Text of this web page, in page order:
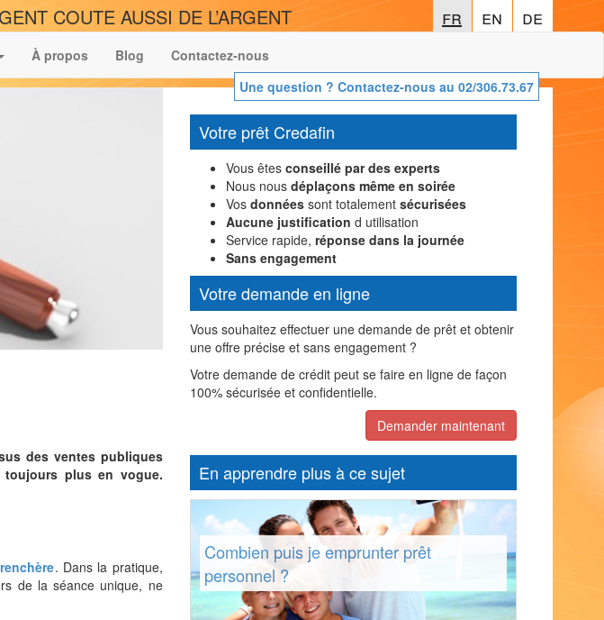
COUTE AUSSI DE L’ARGENT fr en de
fr en de
Une question ? Contactez-nous au 02/306.73.67
À propos Blog Contactez-nous
des ventes publiques
toujours plus en vogue.
. Dans la pratique,
de la séance unique, ne
Votre prêt Credafin
Vous êtes conseillé par des experts
Nous nous déplaçons même en soirée
Vos donnéessont totalement sécurisées
Aucune justification d utilisation
Service rapide, réponse dans la journée
Sans engagement
Votre demande en ligne
Vous souhaitez effectuer une demande de prêt et obtenir
une offre précise et sans engagement ?
Votre demande de crédit peut se faire en ligne de façon
100% sécurisée et confidentielle.
Demander maintenant
En apprendre plus à ce sujet
Combien puis je emprunter prêt
personnel ?